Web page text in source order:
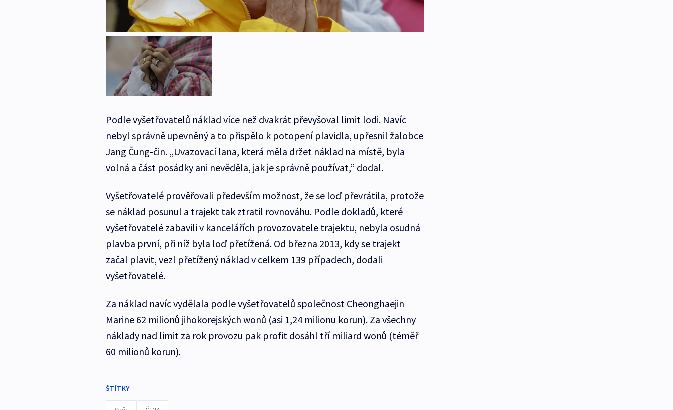
Podle vyšetřovatelů náklad více než dvakrát převyšoval limit lodi. Navíc
nebyl správně upevněný a to přispělo k potopení plavidla, upřesnil žalobce
Jang Čung-čin. „Uvazovací lana, která měla držet náklad na místě, byla
volná a část posádky ani nevěděla, jak je správně používat,“ dodal.
Vyšetřovatelé prověřovali především možnost, že se loď převrátila, protože
se náklad posunul a trajekt tak ztratil rovnováhu. Podle dokladů, které
vyšetřovatelé zabavili v kancelářích provozovatele trajektu, nebyla osudná
plavba první, při níž byla loď přetížená. Od března 2013, kdy se trajekt
začal plavit, vezl přetížený náklad v celkem 139 případech, dodali
vyšetřovatelé.
Za náklad navíc vydělala podle vyšetřovatelů společnost Cheonghaejin
Marine 62 milionů jihokorejských wonů (asi 1,24 milionu korun). Za všechny
náklady nad limit za rok provozu pak profit dosáhl tří miliard wonů (téměř
60 milionů korun).
ŠTÍTKY